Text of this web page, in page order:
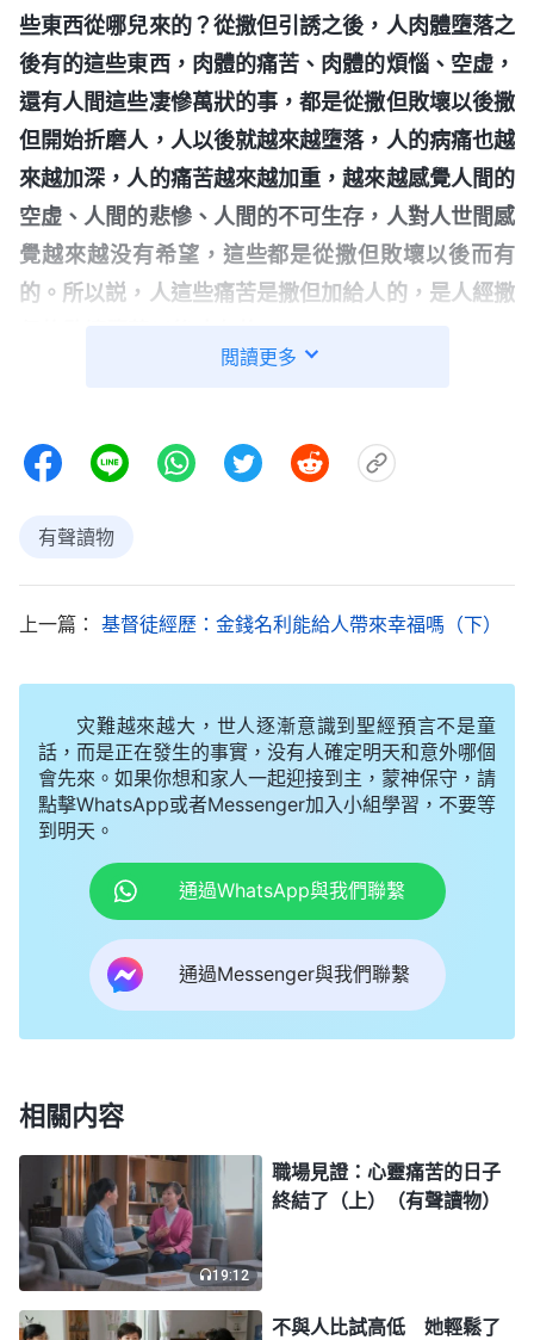
些東西從哪兒來的？從撒但引誘之後，人肉體墮落之
後有的這些東西，肉體的痛苦、肉體的煩惱、空虚，
還有人間這些凄慘萬狀的事，都是從撒但敗壞以後撒
但開始折磨人，人以後就越來越墮落，人的病痛也越
來越加深，人的痛苦越來越加重，越來越感覺人間的
空虚、人間的悲慘、人間的不可生存，人對人世間感
覺越來越没有希望，這些都是從撒但敗壞以後而有
的。所以説，人這些痛苦是撒但加給人的，是人經撒
談紀要・神體嘗人間痛苦的意義》
愁和煩惱，而是無憂無慮地生活在伊甸園中，享受着
神賜給人的一切可享之物。但自從人類被撒但引誘、
敗壞後，就背叛了神，不再聽神的話，失去了神的看
你争我奪、互相欺騙、互相厮殺，這樣，我們的病
了。這些痛苦和愁煩讓我們每個人都覺得活在這個世
界上太苦、太累、太難了，這都是撒但敗壞人以後産
生的，是撒但在苦害我們。聽了姊妹的交通我才明
白，起初我們人是在神的祝福下生活，活得很幸福，
没有病痛和憂愁，是撒但把我們敗壞後，才失去了神
的保守，有了病痛和各種痛苦。這時我真的感覺撒但
很可惡，讓人厭憎，也明白了原來我這些年受的苦害
都是撒但造成的。
姊妹又接着與我交通：「神不忍心看着人類被撒
間，發表真理
神的話，從神的話中明白真理，就有分辨，就能看清
撒但敗壞人的各種手段與方式，看透撒但的邪惡實
質，就有力量弃絶撒但，挣脱撒但的苦害，回到神的
面前，得到神的拯救，最終被神帶入美好的歸宿
中。」聽到神親自來拯救人，我很激動，我真的不想
閲讀更多
有聲讀物
上一篇： 基督徒經歷：金錢名利能給人帶來幸福嗎（下）
灾難越來越大，世人逐漸意識到聖經預言不是童
話，而是正在發生的事實，没有人確定明天和意外哪個
會先來。如果你想和家人一起迎接到主，蒙神保守，請
點擊WhatsApp或者Messenger加入小組學習，不要等
到明天。
通過WhatsApp與我們聯繫
通過Messenger與我們聯繫
相關内容
19:12
職場見證：心靈痛苦的日子
終結了（上）（有聲讀物）
不與人比試高低 她輕鬆了